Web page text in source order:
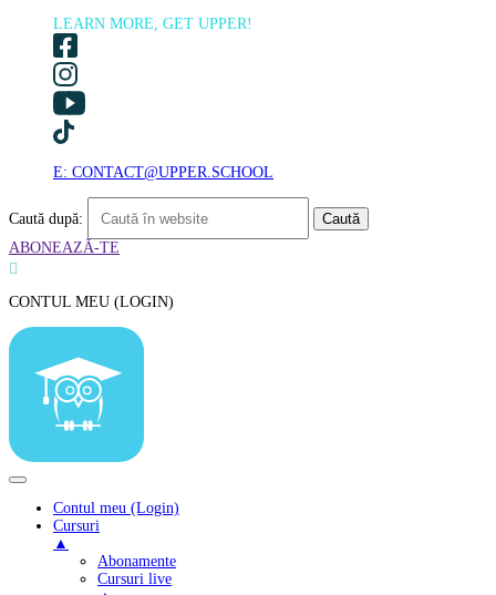
LEARN MORE, GET UPPER!
E: CONTACT@UPPER.SCHOOL
Caută după:
ABONEAZĂ-TE

CONTUL MEU (LOGIN)
Contul meu (Login)
Cursuri
▲
Abonamente
Cursuri live